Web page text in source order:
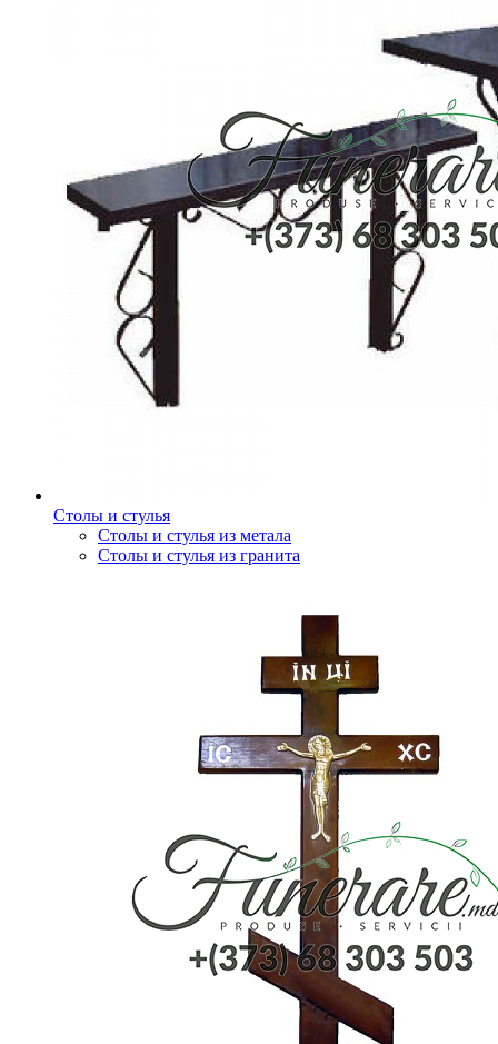
Столы и стулья
Столы и стулья из метала
Столы и стулья из гранита